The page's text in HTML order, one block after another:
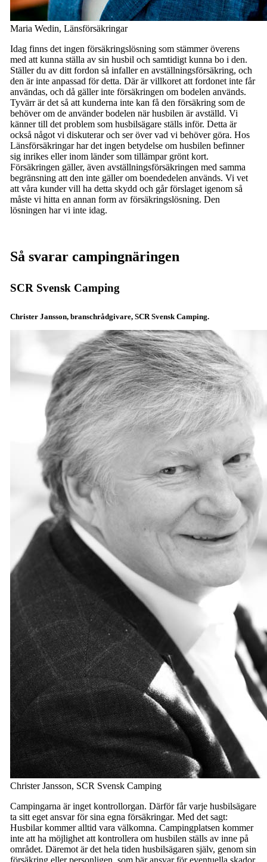
Maria Wedin, Länsförsäkringar
Idag finns det ingen försäkringslösning som stämmer överens
med att kunna ställa av sin husbil och samtidigt kunna bo i den.
Ställer du av ditt fordon så infaller en avställningsförsäkring, och
den är inte anpassad för detta. Där är villkoret att fordonet inte får
användas, och då gäller inte försäkringen om bodelen används.
Tyvärr är det så att kunderna inte kan få den försäkring som de
behöver om de använder bodelen när husbilen är avställd. Vi
känner till det problem som husbilsägare ställs inför. Detta är
också något vi diskuterar och ser över vad vi behöver göra. Hos
Länsförsäkringar har det ingen betydelse om husbilen befinner
sig inrikes eller inom länder som tillämpar grönt kort.
Försäkringen gäller, även avställningsförsäkringen med samma
begränsning att den inte gäller om boendedelen används. Vi vet
att våra kunder vill ha detta skydd och går förslaget igenom så
måste vi hitta en annan form av försäkringslösning. Den
lösningen har vi inte idag.
Så svarar campingnäringen
SCR Svensk Camping
Christer Jansson, branschrådgivare, SCR Svensk Camping.
Christer Jansson, SCR Svensk Camping
Campingarna är inget kontrollorgan. Därför får varje husbilsägare
ta sitt eget ansvar för sina egna försäkringar. Med det sagt:
Husbilar kommer alltid vara välkomna. Campingplatsen kommer
inte att ha möjlighet att kontrollera om husbilen ställs av inne på
området. Däremot är det hela tiden husbilsägaren själv, genom sin
försäkring eller personligen, som bär ansvar för eventuella skador.